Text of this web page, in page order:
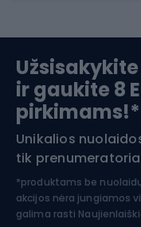
Slidinėjimas
Apranga
Šiaurietiškas
ir gaukite 8
pirkimams!*
Unikalios
tik
*produktams be
akcijos nėra jungiamos
galima rasti